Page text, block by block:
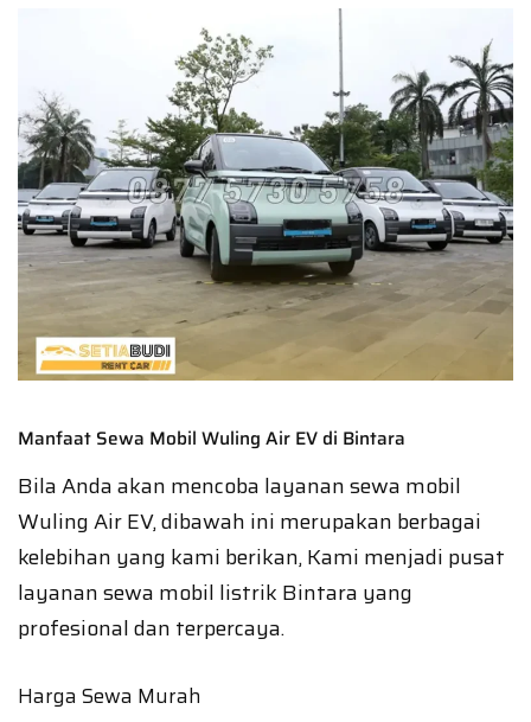
Manfaat Sewa Mobil Wuling Air EV di Bintara
Bila Anda akan mencoba layanan sewa mobil
Wuling Air EV, dibawah ini merupakan berbagai
kelebihan yang kami berikan, Kami menjadi pusat
layanan sewa mobil listrik Bintara yang
profesional dan terpercaya.
Harga Sewa Murah